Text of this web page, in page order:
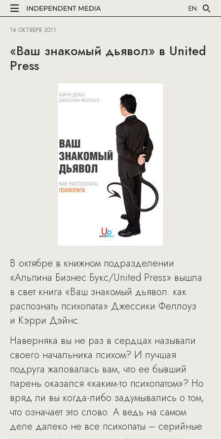
EN
14 ОКТЯБРЯ 2011
«Ваш знакомый дьявол» в United
Press
В октябре в книжном подразделении
«Альпина Бизнес Букс/United Press» вышла
в свет книга «Ваш знакомый дьявол: как
распознать психопата» Джессики Феллоуз
и Кэрри Дэйнс.
Наверняка вы не раз в сердцах называли
своего начальника психом? И лучшая
подруга жаловалась вам, что ее бывший
парень оказался «каким-то психопатом»? Но
вряд ли вы когда-либо задумывались о том,
что означает это слово. А ведь на самом
деле далеко не все психопаты – серийные